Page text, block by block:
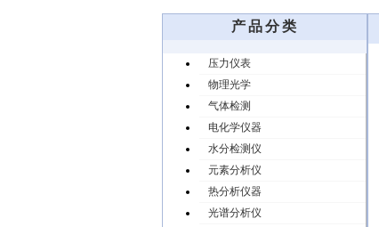
产品分类
压力仪表
物理光学
气体检测
电化学仪器
水分检测仪
元素分析仪
热分析仪器
光谱分析仪